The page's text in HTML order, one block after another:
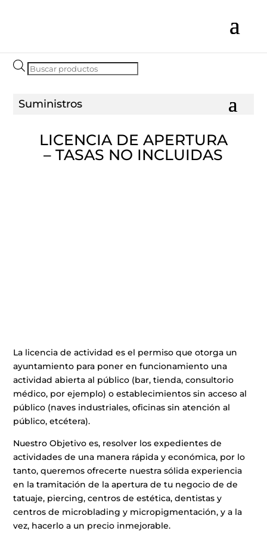
Búsqueda
LICENCIA DE APERTURA
– TASAS NO INCLUIDAS
La licencia de actividad es el permiso que otorga un
ayuntamiento para poner en funcionamiento una
actividad abierta al público (bar, tienda, consultorio
médico, por ejemplo) o establecimientos sin acceso al
público (naves industriales, oficinas sin atención al
público, etcétera).
Nuestro Objetivo es, resolver los expedientes de
actividades de una manera rápida y económica, por lo
tanto, queremos ofrecerte nuestra sólida experiencia
en la tramitación de la apertura de tu negocio de de
tatuaje, piercing, centros de estética, dentistas y
centros de microblading y micropigmentación, y a la
vez, hacerlo a un precio inmejorable.